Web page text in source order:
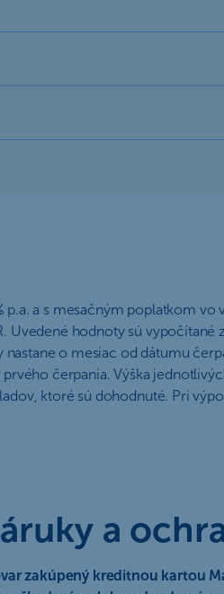
a s mesačným poplatkom
Uvedené hodnoty sú
o mesiac od dátumu
čerpania. Výška
ktoré sú dohodnuté. Pri
a
zakúpený kreditnou kartou